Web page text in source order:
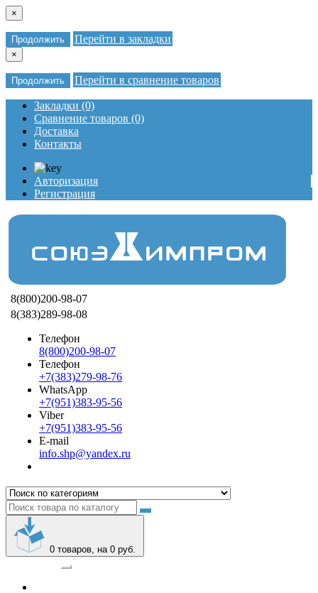
×
Продолжить Перейти в закладки
×
Продолжить Перейти в сравнение товаров
Закладки (0)
Сравнение товаров (0)
Доставка
Контакты
Авторизация
Регистрация
8(800)200-98-07
8(383)289-98-08
Телефон
8(800)200-98-07
Телефон
+7(383)279-98-76
WhatsApp
+7(951)383-95-56
Viber
+7(951)383-95-56
E-mail
info.shp@yandex.ru
0 товаров, на 0 руб.